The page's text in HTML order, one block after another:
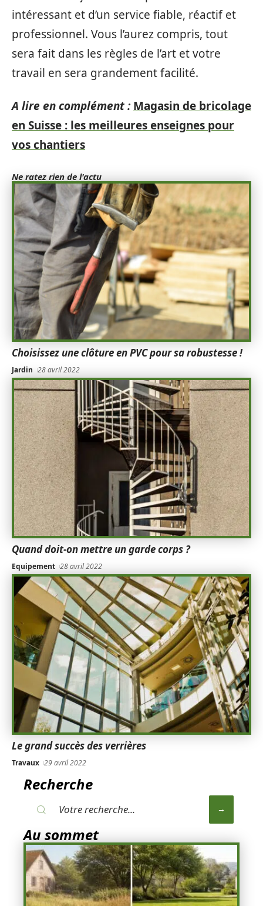
intéressant et d’un service fiable, réactif et
professionnel. Vous l’aurez compris, tout
sera fait dans les règles de l’art et votre
travail en sera grandement facilité.
A lire en complément : Magasin de bricolage
en Suisse : les meilleures enseignes pour
vos chantiers
Ne ratez rien de l'actu
Choisissez une clôture en PVC pour sa robustesse !
Jardin 28 avril 2022
Quand doit-on mettre un garde corps ?
Equipement 28 avril 2022
Le grand succès des verrières
Travaux 29 avril 2022
Recherche
Au sommet